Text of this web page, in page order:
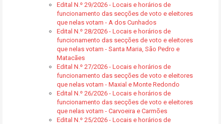
Edital N.º 29/2026 - Locais e horários de
funcionamento das secções de voto e eleitores
que nelas votam - A dos Cunhados
Edital N.º 28/2026 - Locais e horários de
funcionamento das secções de voto e eleitores
que nelas votam - Santa Maria, São Pedro e
Matacães
Edital N.º 27/2026 - Locais e horários de
funcionamento das secções de voto e eleitores
que nelas votam - Maxial e Monte Redondo
Edital N.º 26/2026 - Locais e horários de
funcionamento das secções de voto e eleitores
que nelas votam - Carvoeira e Carmões
Edital N.º 25/2026 - Locais e horários de